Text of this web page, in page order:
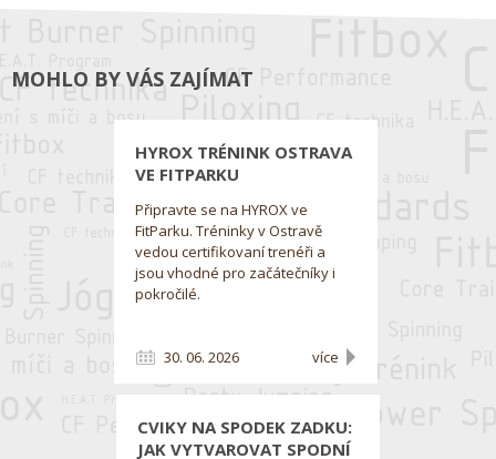
MOHLO BY VÁS ZAJÍMAT
HYROX TRÉNINK OSTRAVA
VE FITPARKU
Připravte se na HYROX ve
FitParku. Tréninky v Ostravě
vedou certifikovaní trenéři a
jsou vhodné pro začátečníky i
pokročilé.
30. 06. 2026 více
CVIKY NA SPODEK ZADKU:
JAK VYTVAROVAT SPODNÍ